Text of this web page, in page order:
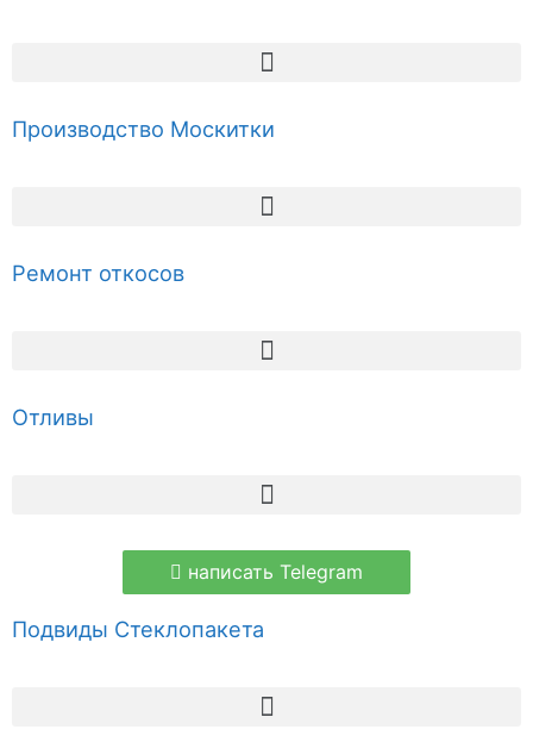
Производство Москитки
Ремонт откосов
Отливы
написать Telegram
Подвиды Стеклопакета